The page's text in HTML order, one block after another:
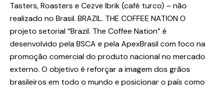
Tasters, Roasters e Cezve Ibrik (café turco) – não
realizado no Brasil. BRAZIL. THE COFFEE NATION O
projeto setorial “Brazil. The Coffee Nation” é
desenvolvido pela BSCA e pela ApexBrasil com foco na
promoção comercial do produto nacional no mercado
externo. O objetivo é reforçar a imagem dos grãos
brasileiros em todo o mundo e posicionar o país como